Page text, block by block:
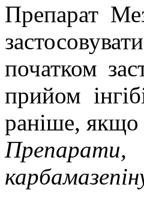
Препарат
початком
прийом
раніше, якщо